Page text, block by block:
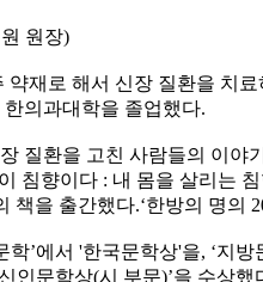
원장)
약재로 해서 신장 질환을 치
의과대학을 졸업했다.
질환을 고친 사람들의 이야
침향이다 : 내 몸을 살리는
책을 출간했다.‘한방의 명의
학’에서 '한국문학상'을, ‘지방
인문학상(시 부문)’을 수상했